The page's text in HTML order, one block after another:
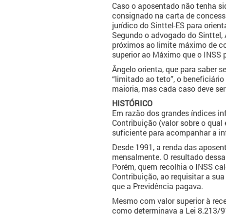
Caso o aposentado não tenha
consignado na carta de
jurídico do Sinttel-ES para
Segundo o advogado do
próximos ao limite máximo de
superior ao Máximo que o INSS
Ângelo orienta, que para saber
“limitado ao teto”, o
maioria, mas cada caso deve
HISTÓRICO
Em razão dos grandes índices
Contribuição (valor sobre o
suficiente para acompanhar a
Desde 1991, a renda das
mensalmente. O resultado
Porém, quem recolhia o INSS
Contribuição, ao requisitar a
que a Previdência pagava.
Mesmo com valor superior à
como determinava a Lei 8.213/